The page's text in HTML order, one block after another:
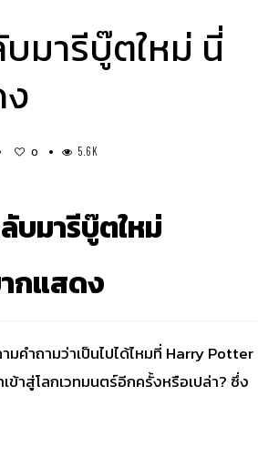
บมารีบู๊ตใหม่ นี่
0 5.6K
บมารีบู๊ตใหม่
กแสดง
คำถามว่าเป็นไปได้ไหมที่ Harry Potter
ข้าสู่โลกเวทมนตร์อีกครั้งหรือเปล่า? ซึ่ง